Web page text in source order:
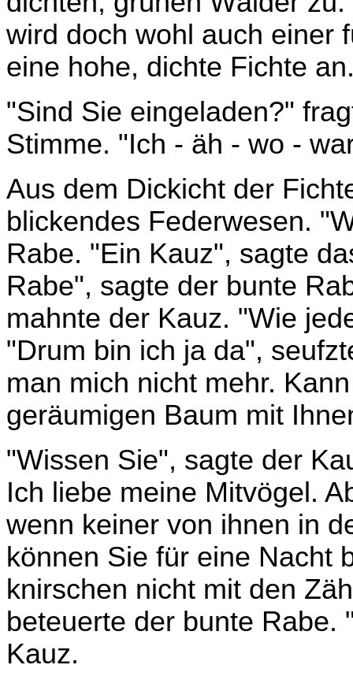
wird doch wohl auch einer
eine hohe, dichte Fichte
"Sind Sie eingeladen?"
Stimme. "Ich - äh - wo -
Aus dem Dickicht der
blickendes Federwesen.
Rabe. "Ein Kauz", sagte
Rabe", sagte der bunte
mahnte der Kauz. "Wie
"Drum bin ich ja da",
man mich nicht mehr.
geräumigen Baum mit
"Wissen Sie", sagte der
Ich liebe meine Mitvögel.
wenn keiner von ihnen in
können Sie für eine Nacht
knirschen nicht mit den
beteuerte der bunte
Kauz.